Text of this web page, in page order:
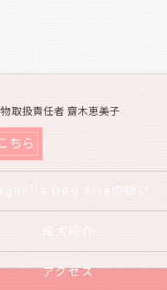
取扱責任者 齋木恵美子
ちら
Dog Siteの想い
成犬紹介
アクセス